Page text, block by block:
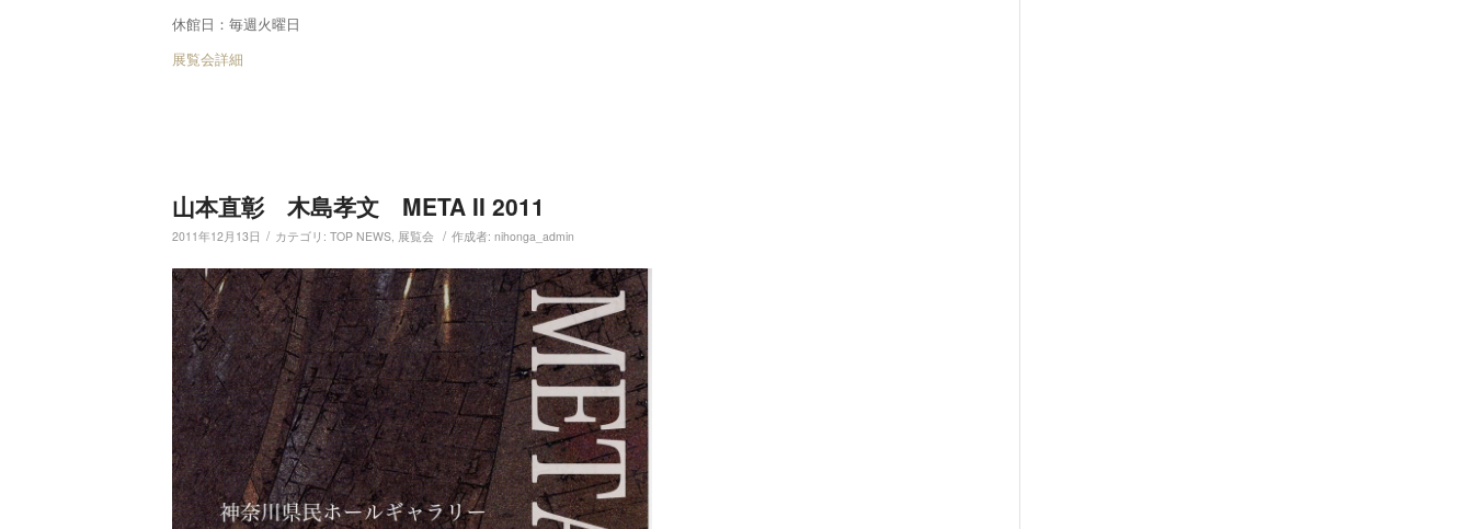
休館日：毎週火曜日
展覧会詳細
山本直彰 木島孝文 META II 2011
2011年12月13日 / カテゴリ: TOP NEWS, 展覧会 / 作成者: nihonga_admin